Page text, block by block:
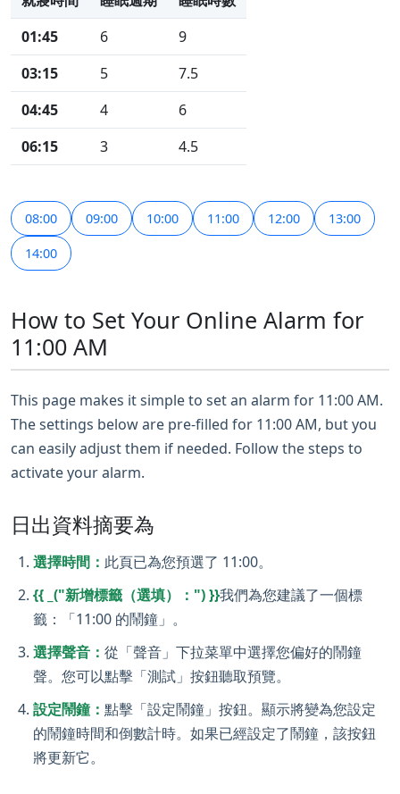
01:45
6
9
03:15
5
7.5
04:45
4
6
06:15
3 4.5
08:00 09:00 10:00 11:00 12:00 13:00
14:00
How to Set Your Online Alarm for
11:00 AM
This page makes it simple to set an alarm for 11:00 AM.
The settings below are pre-filled for 11:00 AM, but you
can easily adjust them if needed. Follow the steps to
activate your alarm.
日出資料摘要為
選擇時間： 此頁已為您預選了 11:00。
{{ _("新增標籤（選填）：") }}我們為您建議了一個標
籤：「11:00 的鬧鐘」。
選擇聲音： 從「聲音」下拉菜單中選擇您偏好的鬧鐘
聲。您可以點擊「測試」按鈕聽取預覽。
設定鬧鐘： 點擊「設定鬧鐘」按鈕。顯示將變為您設定
的鬧鐘時間和倒數計時。如果已經設定了鬧鐘，該按鈕
將更新它。